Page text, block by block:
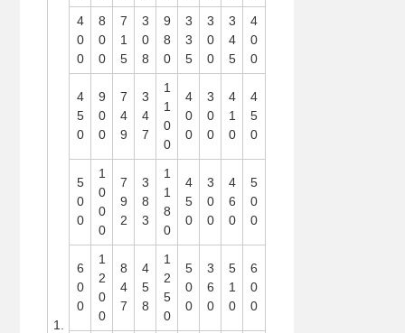
1.
4
0
0
8
0
0
7
1
5
3
0
8
9
8
0
3
3
5
3
0
0
3
4
5
4
0
0
4
5
0
9
0
0
7
4
9
3
4
7
1
1
0
0
4
0
0
3
0
0
4
1
0
4
5
0
5
0
0
1
0
0
0
7
9
2
3
8
3
1
1
8
0
4
5
0
3
0
0
4
6
0
5
0
0
6
0
0
1
2
0
0
8
4
7
4
5
8
1
2
5
0
5
0
0
3
6
0
5
1
0
6
0
0